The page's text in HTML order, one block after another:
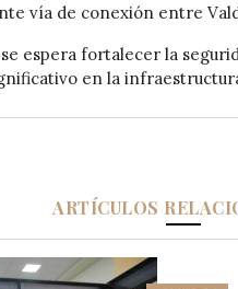
vía de conexión entre
espera fortalecer la
en la
ARTÍCULOS